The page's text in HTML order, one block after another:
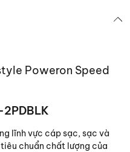
Poweron Speed
lĩnh vực cáp sạc, sạc và
chuẩn chất lượng của